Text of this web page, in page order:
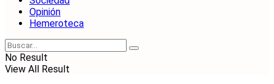
Opinión
Hemeroteca
No Result
View All Result